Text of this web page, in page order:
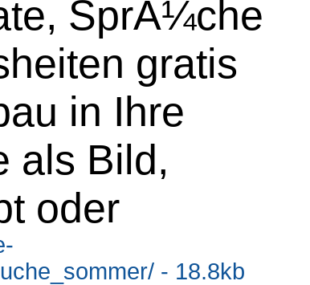
SprÃ¼che
gratis
in Ihre
als Bild,
oder
- 18.8kb